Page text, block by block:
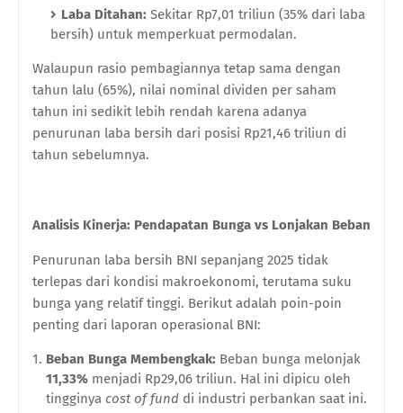
Laba Ditahan: Sekitar Rp7,01 triliun (35% dari laba
bersih) untuk memperkuat permodalan.
Walaupun rasio pembagiannya tetap sama dengan
tahun lalu (65%), nilai nominal dividen per saham
tahun ini sedikit lebih rendah karena adanya
penurunan laba bersih dari posisi Rp21,46 triliun di
tahun sebelumnya.
Analisis Kinerja: Pendapatan Bunga vs Lonjakan Beban
Penurunan laba bersih BNI sepanjang 2025 tidak
terlepas dari kondisi makroekonomi, terutama suku
bunga yang relatif tinggi. Berikut adalah poin-poin
penting dari laporan operasional BNI:
Beban Bunga Membengkak: Beban bunga melonjak
11,33% menjadi Rp29,06 triliun. Hal ini dipicu oleh
tingginya cost of fund di industri perbankan saat ini.